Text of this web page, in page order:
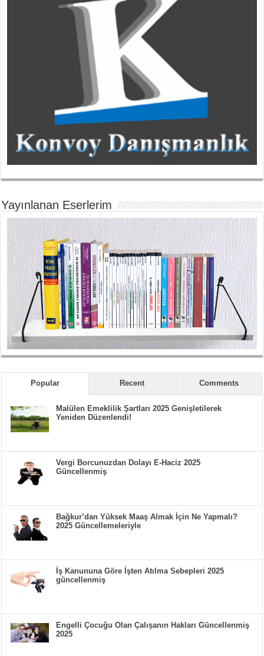
Yayınlanan Eserlerim
Popular Recent Comments
Malülen Emeklilik Şartları 2025 Genişletilerek
Yeniden Düzenlendi!
Vergi Borcunuzdan Dolayı E-Haciz 2025
Güncellenmiş
Bağkur’dan Yüksek Maaş Almak İçin Ne Yapmalı?
2025 Güncellemeleriyle
İş Kanununa Göre İşten Atılma Sebepleri 2025
güncellenmiş
Engelli Çocuğu Olan Çalışanın Hakları Güncellenmiş
2025